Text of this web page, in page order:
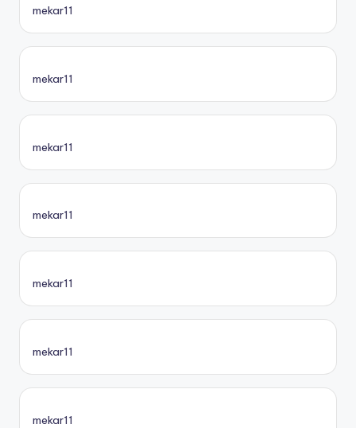
mekar11
mekar11
mekar11
mekar11
mekar11
mekar11
mekar11